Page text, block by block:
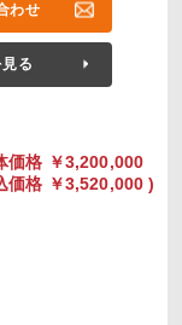
わせ
る
価格 ￥3,200,000
価格 ￥3,520,000 )